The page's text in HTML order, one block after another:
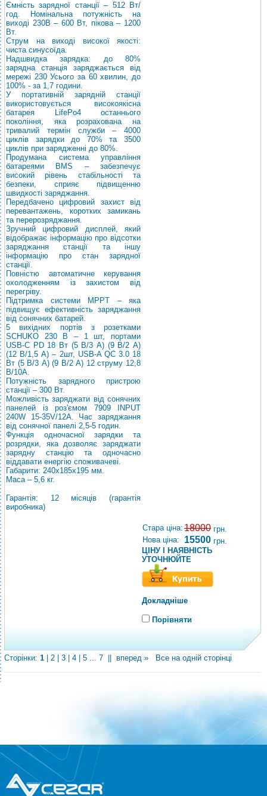
Ємність зарядної станції – 512 Вт/
год. Номінальна потужність на
виході 230В – 600 Вт, пікова – 1200
Вт.
Струм на виході високої якості:
чиста синусоїда.
Надшвидка зарядка: до 80%
зарядна станція заряджається від
мережі 230 Усього за 60 хвилин, до
100% - за 1,7 години.
У портативній зарядній станції
використовується високоякісна
батарея LifePo4 останнього
покоління, яка розрахована на
тривалий термін служби – 4000
циклів зарядки до 70% та 3500
циклів при зарядженні до 80%.
Продумана система управління
батареями BMS – забезпечує
високий рівень стабільності та
безпеки, сприяє підвищенню
швидкості заряджання.
Передбачено цифровий захист від
перевантажень, коротких замикань
та перерозряджання.
Зручний цифровий дисплей, який
відображає інформацію про відсотки
заряджання станції та іншу
інформацію про стан зарядної
станції.
Повністю автоматичне керування
охолодженням із захистом від
перегріву.
Підтримка системи MPPT – яка
підвищує ефективність заряджання
від сонячних батарей.
5 вихідних портів з розетками
SCHUKO 230 В – 1 шт, портами
USB-С PD 18 Вт (5 В/3 А) (9 В/2 А)
(12 В/1,5 А) – 2шт, USB-A QС 3.0 18
Вт (5 В/3 А) (9 В/2 А) 12 струму 12,8
В/10А.
Потужність зарядного пристрою
станції – 300 Вт.
Можливість заряджати від сонячних
панелей із роз'ємом 7909 INPUT
240W 15-35V/12A. Час заряджання
від сонячної панелі 2,5-5 годин.
Функція одночасної зарядки та
розрядки, яка дозволяє заряджати
зарядну станцію та одночасно
віддавати енергію споживачеві.
Габарити: 240х185х195 мм.
Маса – 5,6 кг.
Гарантія: 12 місяців (гарантія
виробника)
Стара ціна: 18000 грн.
Нова ціна:
15500 грн.
ЦІНУ І НАЯВНІСТЬ
УТОЧНЮЙТЕ
Докладніше
Порівняти
Сторінки: 1 2 3 4 5 ... 7 вперед » Все на одній сторінці